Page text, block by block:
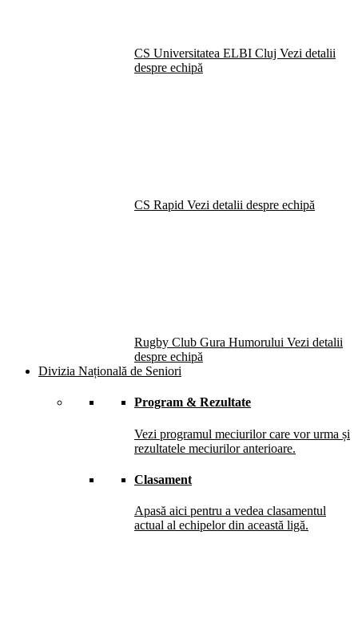
CS Universitatea ELBI Cluj Vezi detalii
despre echipă
CS Rapid Vezi detalii despre echipă
Rugby Club Gura Humorului Vezi detalii
despre echipă
Divizia Națională de Seniori
Program & Rezultate
Vezi programul meciurilor care vor urma și
rezultatele meciurilor anterioare.
Clasament
Apasă aici pentru a vedea clasamentul
actual al echipelor din această ligă.